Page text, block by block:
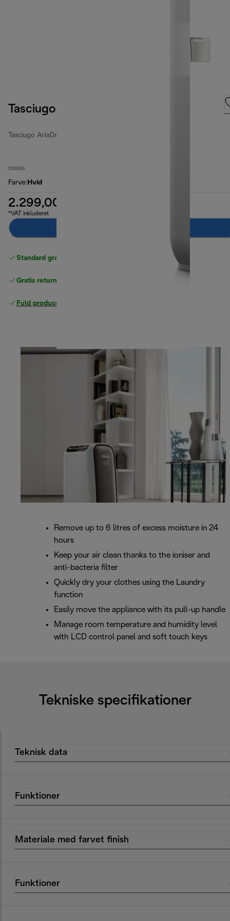
Tasciugo AriaDry Light
Tasciugo AriaDry Light
DNS65
Farve: Hvid
2.299,00 kr.
*VAT inkluderet
Standard gratis levering
Gratis returneringer
Fuld producentgaranti
Remove up to 6 litres of excess moisture in 24
hours
Keep your air clean thanks to the ioniser and
anti-bacteria filter
Quickly dry your clothes using the Laundry
function
Easily move the appliance with its pull-up handle
Manage room temperature and humidity level
with LCD control panel and soft touch keys
Tekniske specifikationer
Teknisk data
Funktioner
Materiale med farvet finish
Funktioner